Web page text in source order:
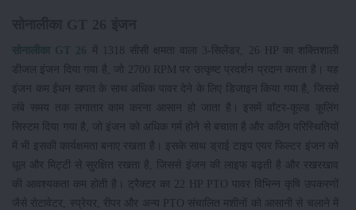
सोनालीका GT 26 में 1318 सीसी क्षमता वाला 3-सिलेंडर, 26 HP का शक्तिशाली
डीजल इंजन दिया गया है, जो 2700 RPM पर उत्कृष्ट प्रदर्शन प्रदान करता है। यह
इंजन कम ईंधन खपत के साथ अधिक पावर देने के लिए डिजाइन किया गया है, जिससे
लंबे समय तक लगातार काम करना आसान हो जाता है। इसमें वॉटर-कूल्ड कूलिंग
सिस्टम दिया गया है, जो इंजन को अधिक गर्म होने से बचाता है और कठिन परिस्थितियों
में भी इसकी कार्यक्षमता बनाए रखता है। इसके साथ ड्राई टाइप एयर फिल्टर इंजन को
धूल और मिट्टी से सुरक्षित रखता है, जिससे इंजन की लाइफ बढ़ती है और रखरखाव
की आवश्यकता कम होती है। ट्रैक्टर का 22 HP PTO पावर विभिन्न कृषि उपकरणों
जैसे रोटावेटर, स्प्रेयर, रीपर और अन्य PTO संचालित मशीनों को आसानी से चलाने में